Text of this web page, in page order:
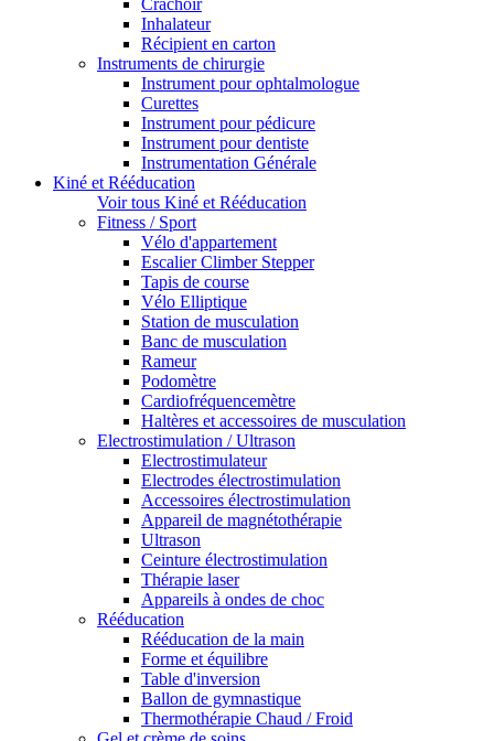
Crachoir
Inhalateur
Récipient en carton
Instruments de chirurgie
Instrument pour ophtalmologue
Curettes
Instrument pour pédicure
Instrument pour dentiste
Instrumentation Générale
Kiné et Rééducation
Voir tous Kiné et Rééducation
Fitness / Sport
Vélo d'appartement
Escalier Climber Stepper
Tapis de course
Vélo Elliptique
Station de musculation
Banc de musculation
Rameur
Podomètre
Cardiofréquencemètre
Haltères et accessoires de musculation
Electrostimulation / Ultrason
Electrostimulateur
Electrodes électrostimulation
Accessoires électrostimulation
Appareil de magnétothérapie
Ultrason
Ceinture électrostimulation
Thérapie laser
Appareils à ondes de choc
Rééducation
Rééducation de la main
Forme et équilibre
Table d'inversion
Ballon de gymnastique
Thermothérapie Chaud / Froid